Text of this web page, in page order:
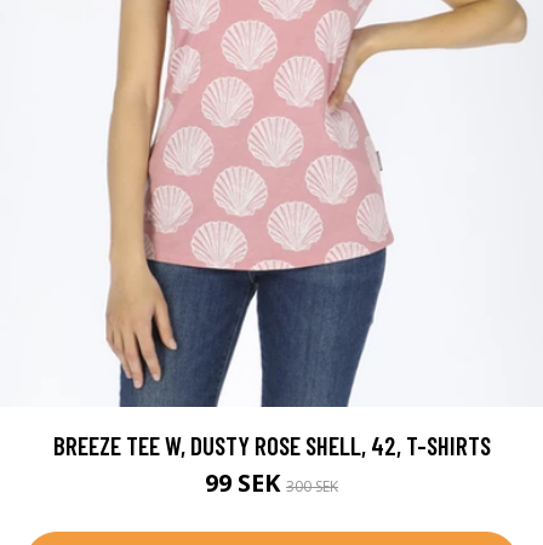
BREEZE TEE W, DUSTY ROSE SHELL, 42, T-SHIRTS
99 SEK 300 SEK